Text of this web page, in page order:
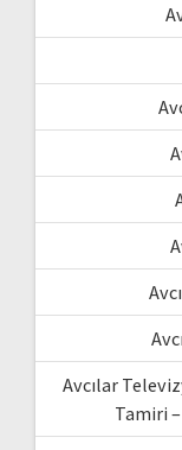
Avcılar
Tamiri